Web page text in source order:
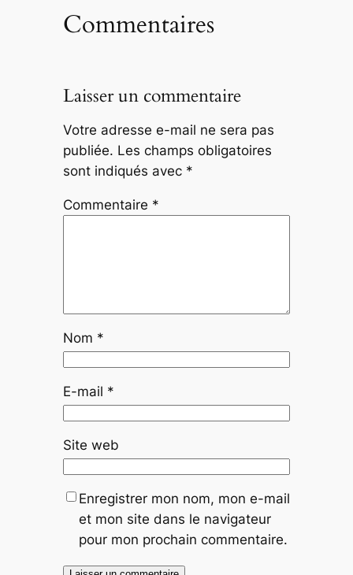
Commentaires
Laisser un commentaire
Votre adresse e-mail ne sera pas
publiée. Les champs obligatoires
sont indiqués avec *
Commentaire *
Nom *
E-mail *
Site web
Enregistrer mon nom, mon e-mail
et mon site dans le navigateur
pour mon prochain commentaire.